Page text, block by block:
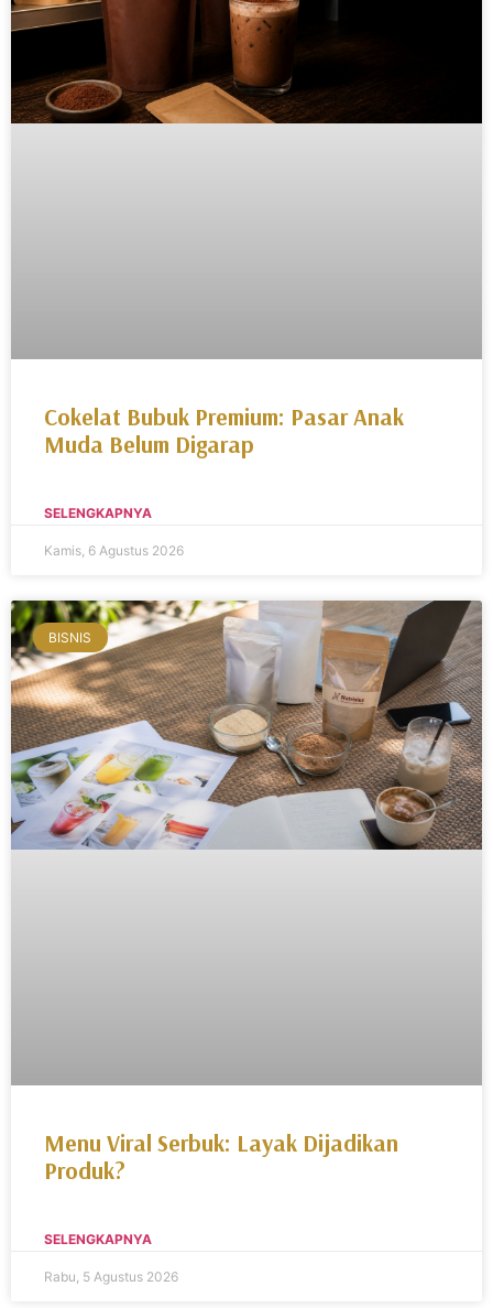
Cokelat Bubuk Premium: Pasar Anak
Muda Belum Digarap
SELENGKAPNYA
Kamis, 6 Agustus 2026
BISNIS
Menu Viral Serbuk: Layak Dijadikan
Produk?
SELENGKAPNYA
Rabu, 5 Agustus 2026